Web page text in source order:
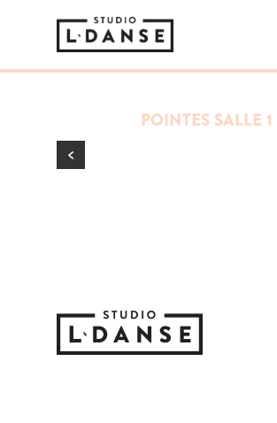
POINTES SALLE 1